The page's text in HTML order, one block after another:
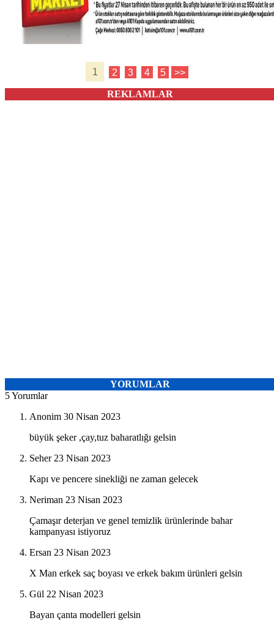
1 2 3 4 5 >>
REKLAMLAR
YORUMLAR
5 Yorumlar
Anonim 30 Nisan 2023
büyük şeker ,çay,tuz baharatlığı gelsin
Seher 23 Nisan 2023
Kapı ve pencere sinekliği ne zaman gelecek
Neriman 23 Nisan 2023
Çamaşır deterjan ve genel temizlik ürünlerinde bahar
kampanyası istiyoruz
Ersan 23 Nisan 2023
X Man erkek saç boyası ve erkek bakım ürünleri gelsin
Gül 22 Nisan 2023
Bayan çanta modelleri gelsin